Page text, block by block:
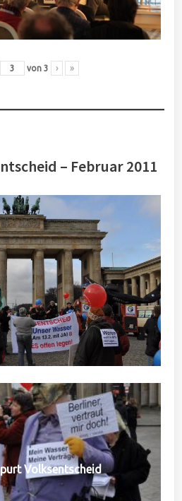
von 3 › »
– Februar 2011
Volksentscheid